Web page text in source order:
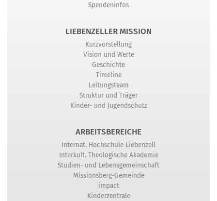
Spendeninfos
LIEBENZELLER MISSION
Kurzvorstellung
Vision und Werte
Geschichte
Timeline
Leitungsteam
Struktur und Träger
Kinder- und Jugendschutz
ARBEITSBEREICHE
Internat. Hochschule Liebenzell
Interkult. Theologische Akademie
Studien- und Lebensgemeinschaft
Missionsberg-Gemeinde
impact
Kinderzentrale